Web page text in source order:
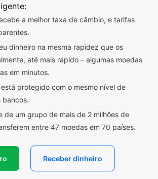
a melhor taxa de câmbio, e tarifas
dinheiro na mesma rapidez que os
até mais rápido – algumas moedas
em minutos.
protegido com o mesmo nível de
bancos.
de um grupo de mais de 2 milhões de
entre 47 moedas em 70 países.
Receber dinheiro